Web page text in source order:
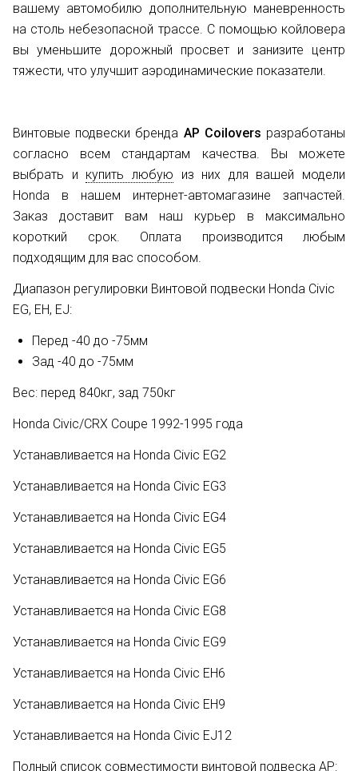
вашему автомобилю дополнительную маневренность
на столь небезопасной трассе. С помощью койловера
вы уменьшите дорожный просвет и занизите центр
тяжести, что улучшит аэродинамические показатели.
Винтовые подвески бренда AP Coilovers разработаны
согласно всем стандартам качества. Вы можете
выбрать и купить любую из них для вашей модели
Honda в нашем интернет-автомагазине запчастей.
Заказ доставит вам наш курьер в максимально
короткий срок. Оплата производится любым
подходящим для вас способом.
Диапазон регулировки Винтовой подвески Honda Civic
EG, EH, EJ:
Перед -40 до -75мм
Зад -40 до -75мм
Вес: перед 840кг, зад 750кг
Honda Civic/CRX Coupe 1992-1995 года
Устанавливается на Honda Civic EG2
Устанавливается на Honda Civic EG3
Устанавливается на Honda Civic EG4
Устанавливается на Honda Civic EG5
Устанавливается на Honda Civic EG6
Устанавливается на Honda Civic EG8
Устанавливается на Honda Civic EG9
Устанавливается на Honda Civic EH6
Устанавливается на Honda Civic EH9
Устанавливается на Honda Civic EJ12
Полный список совместимости винтовой подвеска AP: